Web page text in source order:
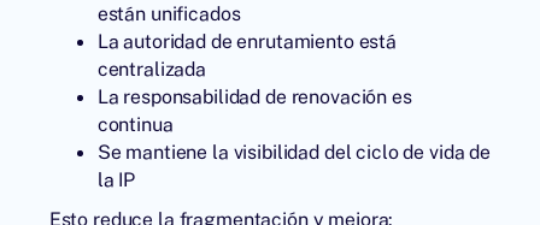
están unificados
La autoridad de enrutamiento está
centralizada
La responsabilidad de renovación es
continua
Se mantiene la visibilidad del ciclo de vida de
la IP
Esto reduce la fragmentación y mejora: